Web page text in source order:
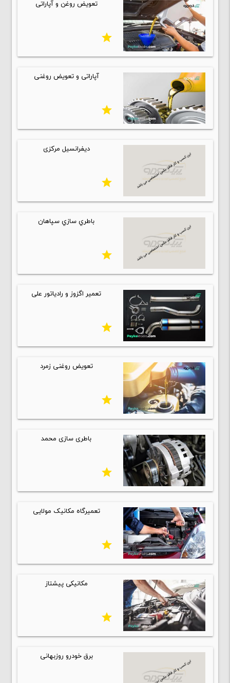
تعویض روغن و آپاراتی
star
آپاراتی و تعویض روغنی
star
دیفرانسیل مرکزی
star
باطري سازي سپاهان
star
تعمیر اگزوز و رادیاتور علی
star
تعویض روغنی زمرد
star
باطری سازی محمد
star
تعمیرگاه مکانیک مولایی
star
مکانیکی پیشتاز
star
برق خودرو روزبهانی